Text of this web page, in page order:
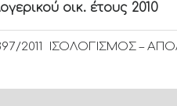
οικ. έτους 2010
2011
ΙΣΟΛΟΓΙΣΜΟΣ –